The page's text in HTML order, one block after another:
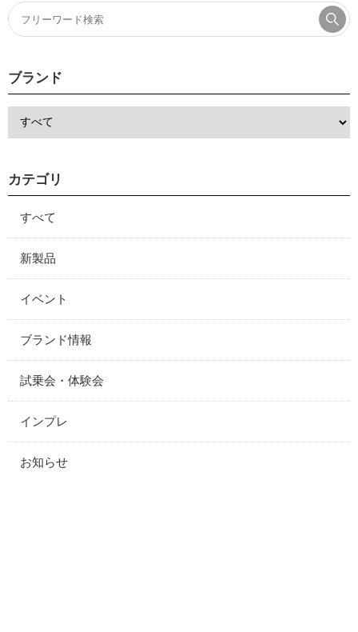
ブランド
カテゴリ
すべて
新製品
イベント
ブランド情報
試乗会・体験会
インプレ
お知らせ